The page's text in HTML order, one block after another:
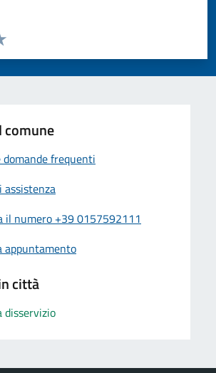
pagina
5 stelle su 5
4 stelle su 5
su 5
su 5
comune
domande frequenti
assistenza
il numero +39 0157592111
appuntamento
città
disservizio